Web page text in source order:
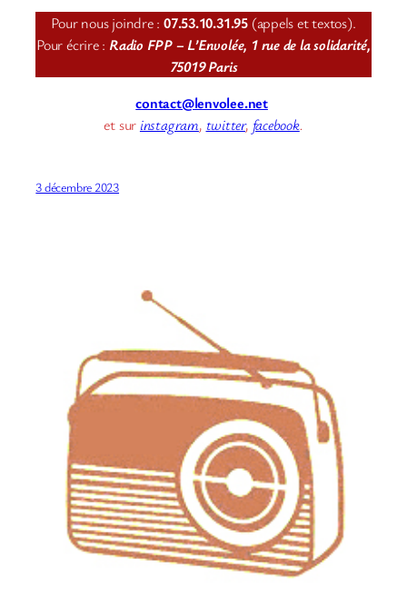
Pour nous joindre : 07.53.10.31.95 (appels et textos).
Pour écrire : Radio FPP – L’Envolée, 1 rue de la solidarité,
75019 Paris
contact@lenvolee.net
et sur instagram, twitter, facebook.
3 décembre 2023